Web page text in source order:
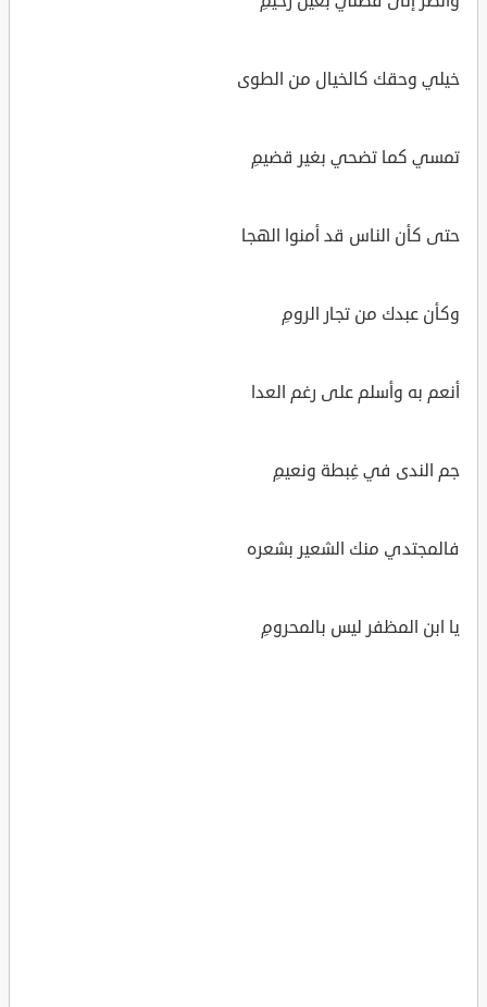
خيلي وحقك كالخيال من الطوى
تمسي كما تضحي بغير قضيمِ
حتى كأن الناس قد أمنوا الهجا
وكأن عبدك من تجار الرومِ
أنعم به وأسلم على رغم العدا
جم الندى في غِبطة ونعيمِ
فالمجتدي منك الشعير بشعره
يا ابن المظفر ليس بالمحرومِ